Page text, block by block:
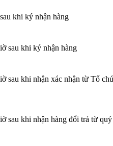
khi ký nhận hàng
sau khi ký nhận hàng
sau khi nhận xác nhận từ Tổ
sau khi nhận hàng đổi trả từ